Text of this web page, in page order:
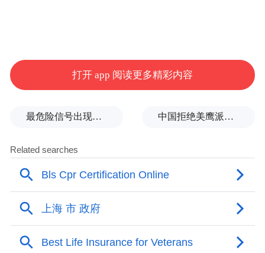
打开 app 阅读更多精彩内容
最危险信号出现！全球能源大动脉岌岌可危 中国拒绝美鹰派副防长访华？弦外之音被热议